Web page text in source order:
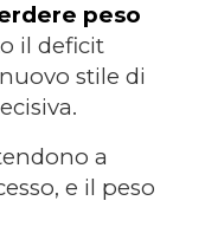
peso
il deficit
stile di
a
e il peso